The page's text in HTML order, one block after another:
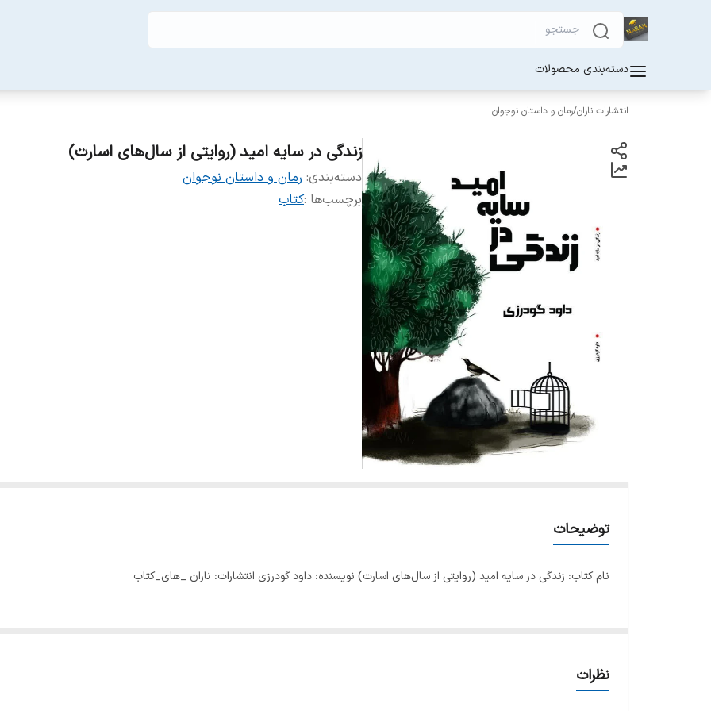
دسته‌بندی محصولات
انتشارات ناران/رمان و داستان نوجوان
زندگی در سایه امید (روایتی از سال‌های اسارت)
دسته‌بندی: رمان و داستان نوجوان
برچسب‌ها :کتاب
توضیحات
نام کتاب: زندگی در سایه امید (روایتی از سال‌های اسارت) نویسنده: داود گودرزی انتشارات: ناران ‌_های_کتاب
نظرات